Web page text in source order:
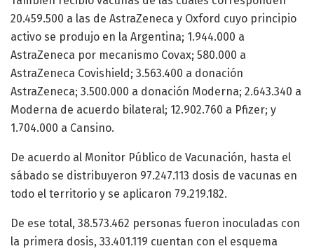
20.459.500 a las de AstraZeneca y Oxford cuyo principio
activo se produjo en la Argentina; 1.944.000 a
AstraZeneca por mecanismo Covax; 580.000 a
AstraZeneca Covishield; 3.563.400 a donación
AstraZeneca; 3.500.000 a donación Moderna; 2.643.340 a
Moderna de acuerdo bilateral; 12.902.760 a Pfizer; y
1.704.000 a Cansino.
De acuerdo al Monitor Público de Vacunación, hasta el
sábado se distribuyeron 97.247.113 dosis de vacunas en
todo el territorio y se aplicaron 79.219.182.
De ese total, 38.573.462 personas fueron inoculadas con
la primera dosis, 33.401.119 cuentan con el esquema